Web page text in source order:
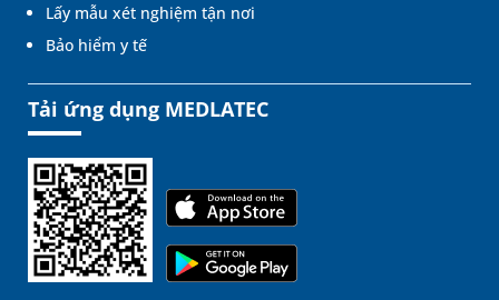
Lấy mẫu xét nghiệm tận nơi
Bảo hiểm y tế
Tải ứng dụng MEDLATEC